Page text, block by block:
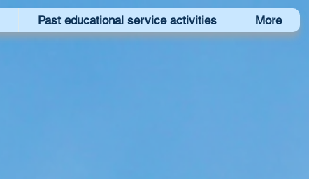
Past educational service activities More